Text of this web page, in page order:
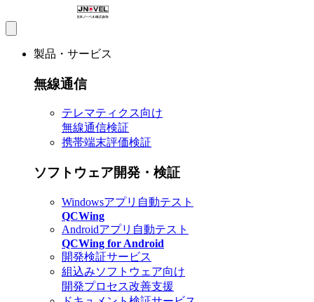
製品・サービス
無線通信
テレマティクス向け
無線通信検証
携帯端末評価検証
ソフトウェア開発・検証
Windowsアプリ自動テスト
QCWing
Androidアプリ自動テスト
QCWing for Android
開発検証サービス
組込みソフトウェア向け
開発プロセス改善支援